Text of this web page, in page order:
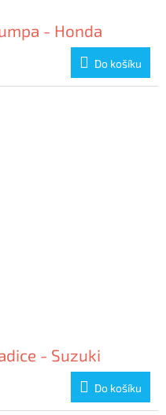
- Honda
Do košíku
- Suzuki
Do košíku